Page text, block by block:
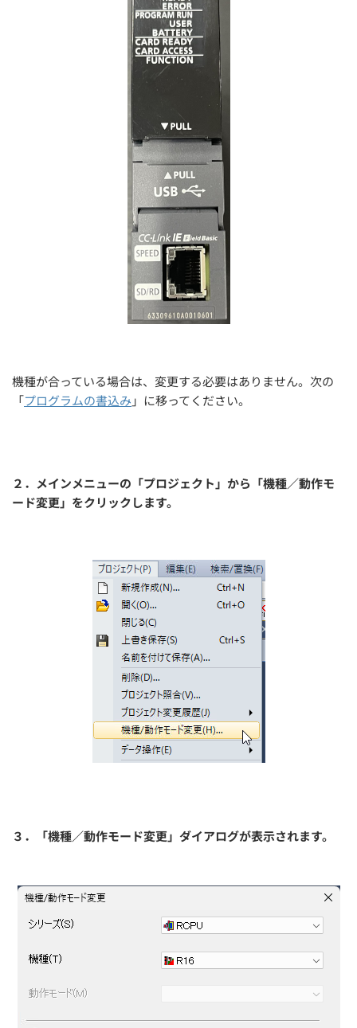
機種が合っている場合は、変更する必要はありません。次の
「プログラムの書込み 」に移ってください。
２．メインメニューの「プロジェクト」から「機種／動作モ
ード変更」をクリックします。
３．「機種／動作モード変更」ダイアログが表示されます。